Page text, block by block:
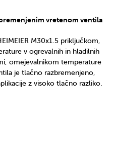
vretenom ventila
M30x1.5 priključkom,
v ogrevalnih in hladilnih
omejevalnikom temperature
je tlačno razbremenjeno,
z visoko tlačno razliko.